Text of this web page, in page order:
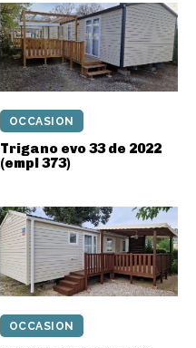
OCCASION
Trigano evo 33 de 2022
(empl 373)
OCCASION